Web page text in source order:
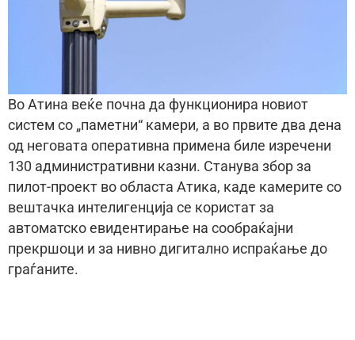
Во Атина веќе почна да функционира новиот
систем со „паметни“ камери, а во првите два дена
од неговата оперативна примена биле изречени
130 административни казни. Станува збор за
пилот-проект во областа Атика, каде камерите со
вештачка интелигенција се користат за
автоматско евидентирање на сообраќајни
прекршоци и за нивно дигитално испраќање до
граѓаните.